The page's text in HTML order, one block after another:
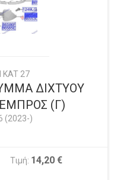
KAT 27
ΔΙΧΤΥΟΥ
(Γ)
(2023-)
Τιμή: 14,20 €